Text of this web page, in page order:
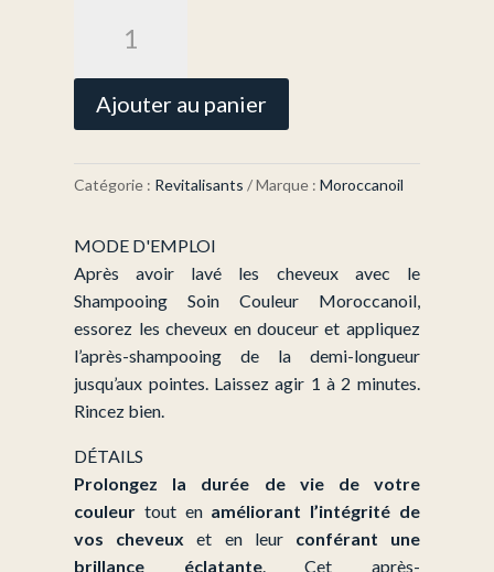
Lotion
pour
corps
Ajouter au panier
Catégorie : Revitalisants Marque :Moroccanoil
MODE D'EMPLOI
Après avoir lavé les cheveux avec le
Shampooing Soin Couleur Moroccanoil,
essorez les cheveux en douceur et appliquez
l’après-shampooing de la demi-longueur
jusqu’aux pointes. Laissez agir 1 à 2 minutes.
Rincez bien.
DÉTAILS
Prolongez la durée de vie de votre
couleur tout en améliorant l’intégrité de
vos cheveux et en leur conférant une
brillance éclatante. Cet après-